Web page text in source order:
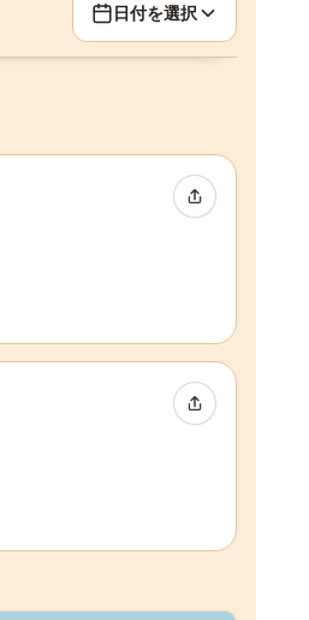
日付を選択
イベントをシェア
イベントをシェア